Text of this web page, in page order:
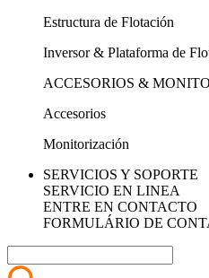
Estructura de Flotación
Inversor & Plataforma de
ACCESORIOS &
Accesorios
Monitorización
SERVICIOS Y SOPORTE
SERVICIO EN LINEA
ENTRE EN CONTACTO
FORMULÁRIO DE